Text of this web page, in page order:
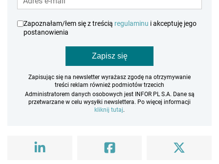
Zapoznałam/łem się z treścią regulaminu i akceptuję jego
postanowienia
Zapisz się
Zapisując się na newsletter wyrażasz zgodę na otrzymywanie
treści reklam również podmiotów trzecich
Administratorem danych osobowych jest INFOR PL S.A. Dane są
przetwarzane w celu wysyłki newslettera. Po więcej informacji
kliknij tutaj.